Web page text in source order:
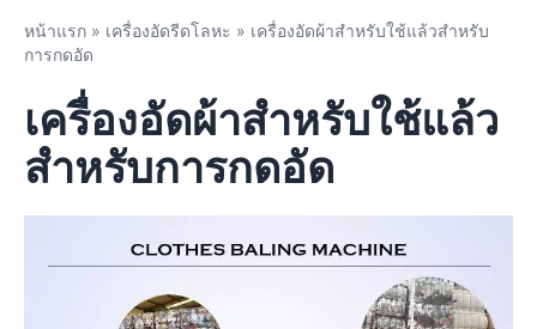
หน้าแรก » เครื่องอัดรีดโลหะ » เครื่องอัดผ้าสำหรับใช้แล้วสำหรับ
การกดอัด
เครื่องอัดผ้าสำหรับใช้แล้ว
สำหรับการกดอัด